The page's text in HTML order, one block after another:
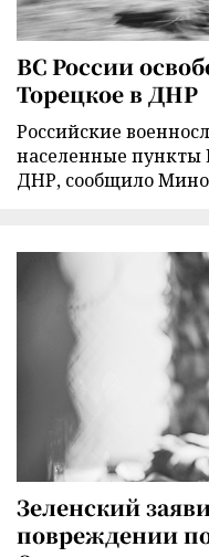
ВС России
Торецкое в ДНР
Российские
населенные пункты
ДНР, сообщило
Зеленский
повреждении